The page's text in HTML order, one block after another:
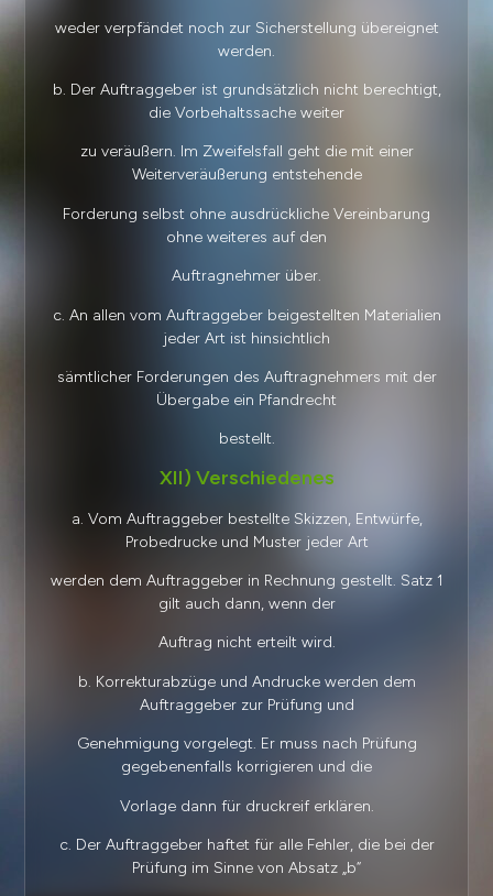
weder verpfändet noch zur Sicherstellung übereignet
werden.
b. Der Auftraggeber ist grundsätzlich nicht berechtigt,
die Vorbehaltssache weiter
zu veräußern. Im Zweifelsfall geht die mit einer
Weiterveräußerung entstehende
Forderung selbst ohne ausdrückliche Vereinbarung
ohne weiteres auf den
Auftragnehmer über.
c. An allen vom Auftraggeber beigestellten Materialien
jeder Art ist hinsichtlich
sämtlicher Forderungen des Auftragnehmers mit der
Übergabe ein Pfandrecht
bestellt.
XII) Verschiedenes
a. Vom Auftraggeber bestellte Skizzen, Entwürfe,
Probedrucke und Muster jeder Art
werden dem Auftraggeber in Rechnung gestellt. Satz 1
gilt auch dann, wenn der
Auftrag nicht erteilt wird.
b. Korrekturabzüge und Andrucke werden dem
Auftraggeber zur Prüfung und
Genehmigung vorgelegt. Er muss nach Prüfung
gegebenenfalls korrigieren und die
Vorlage dann für druckreif erklären.
c. Der Auftraggeber haftet für alle Fehler, die bei der
Prüfung im Sinne von Absatz „b“